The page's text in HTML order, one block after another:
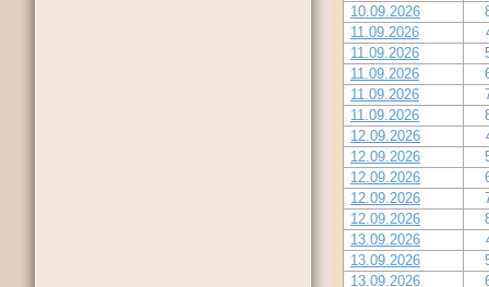
10.09.2026
11.09.2026
11.09.2026
11.09.2026
11.09.2026
11.09.2026
12.09.2026
12.09.2026
12.09.2026
12.09.2026
12.09.2026
13.09.2026
13.09.2026
13.09.2026